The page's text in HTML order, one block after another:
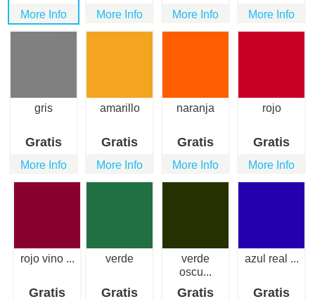
More Info More Info More Info More Info
gris
Gratis
More Info
amarillo
Gratis
More Info
naranja
Gratis
More Info
rojo
Gratis
More Info
rojo vino ...
Gratis
verde
Gratis
verde
oscu...
Gratis
azul real ...
Gratis